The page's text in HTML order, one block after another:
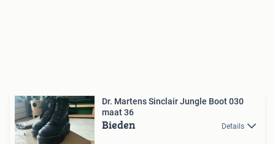
Dr. Martens Sinclair Jungle Boot 030
maat 36
Bieden Details